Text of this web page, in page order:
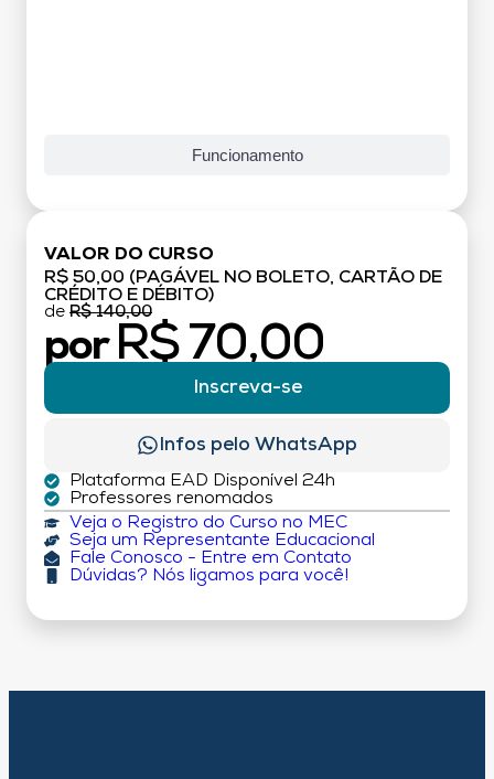
Funcionamento
VALOR DO CURSO
R$ 50,00 (PAGÁVEL NO BOLETO, CARTÃO DE
CRÉDITO E DÉBITO)
de R$ 140,00
por R$ 70,00
Inscreva-se
Infos pelo WhatsApp
Plataforma EAD Disponível 24h
Professores renomados
Veja o Registro do Curso no MEC
Seja um Representante Educacional
Fale Conosco - Entre em Contato
Dúvidas? Nós ligamos para você!